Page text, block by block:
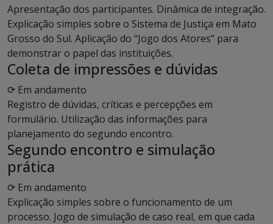
Apresentação dos participantes. Dinâmica de integração.
Explicação simples sobre o Sistema de Justiça em Mato
Grosso do Sul. Aplicação do “Jogo dos Atores” para
demonstrar o papel das instituições.
Coleta de impressões e dúvidas
⟳ Em andamento
Registro de dúvidas, críticas e percepções em
formulário. Utilização das informações para
planejamento do segundo encontro.
Segundo encontro e simulação
prática
⟳ Em andamento
Explicação simples sobre o funcionamento de um
processo. Jogo de simulação de caso real, em que cada